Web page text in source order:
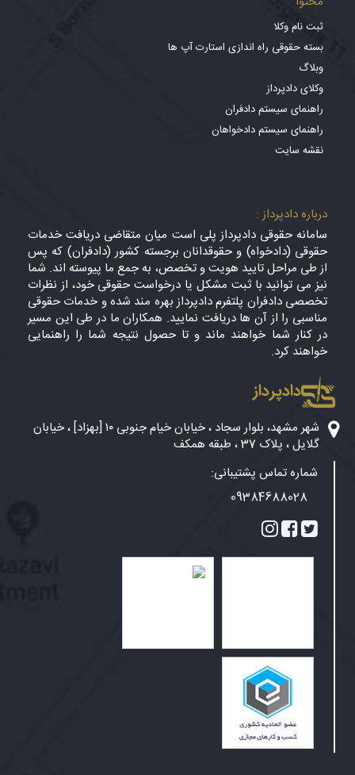
ثبت نام وکلا
بسته حقوقی راه اندازی استارت آپ ها
وبلاگ
وکلای دادپرداز
راهنمای سیستم دادفران
راهنمای سیستم دادخواهان
نقشه سایت
درباره دادپرداز :
سامانه حقوقی دادپرداز پلی است میان متقاضی دریافت خدمات
حقوقی (دادخواه) و حقوقدانان برجسته کشور (دادفران) که پس
از طی مراحل تایید هویت و تخصص، به جمع ما پیوسته اند. شما
نیز می توانید با ثبت مشکل یا درخواست حقوقی خود، از نظرات
تخصصی دادفران پلتفرم دادپرداز بهره مند شده و خدمات حقوقی
مناسبی را از آن ها دریافت نمایید. همکاران ما در طی این مسیر
در کنار شما خواهند ماند و تا حصول نتیجه شما را راهنمایی
خواهند کرد.
دادپرداز
شهر مشهد، بلوار سجاد ، خیابان خیام جنوبی ۱۰ [بهزاد] ، خیابان
گلایل ، پلاک 37 ، طبقه همکف
شماره تماس پشتیبانی:
09384688028